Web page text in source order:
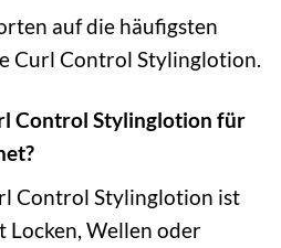
auf die häufigsten
Curl Control Stylinglotion.
Control Stylinglotion für
Control Stylinglotion ist
Wellen oder